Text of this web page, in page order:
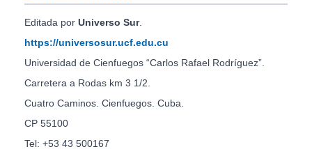
Editada por Universo Sur.
https://universosur.ucf.edu.cu
Universidad de Cienfuegos “Carlos Rafael Rodríguez”.
Carretera a Rodas km 3 1/2.
Cuatro Caminos. Cienfuegos. Cuba.
CP 55100
Tel: +53 43 500167